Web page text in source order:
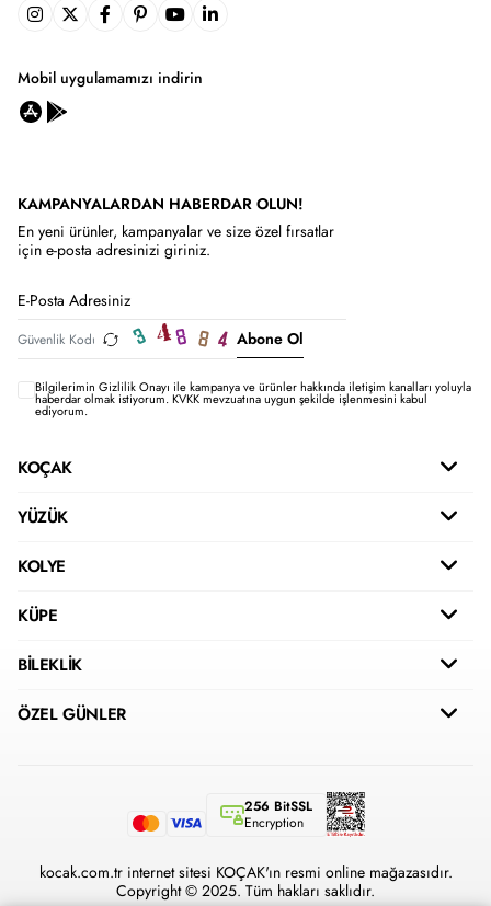
Mobil uygulamamızı indirin
KAMPANYALARDAN HABERDAR OLUN!
En yeni ürünler, kampanyalar ve size özel fırsatlar
için e-posta adresinizi giriniz.
Abone Ol
Bilgilerimin Gizlilik Onayı ile kampanya ve ürünler hakkında iletişim kanalları yoluyla
haberdar olmak istiyorum.KVKK mevzuatına uygun şekilde işlenmesini kabul
ediyorum.
KOÇAK
YÜZÜK
KOLYE
KÜPE
BİLEKLİK
ÖZEL GÜNLER
256 BitSSL
Encryption
kocak.com.tr internet sitesi KOÇAK'ın resmi online mağazasıdır.
Copyright © 2025. Tüm hakları saklıdır.